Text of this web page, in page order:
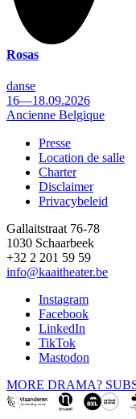
Rosas
danse
16—18.09.2026
Ancienne Belgique
Footer
Presse
Location de salle
Charter
Disclaimer
Privacybeleid
Gallaitstraat 76-78
1030 Schaarbeek
+32 2 201 59 59
info@kaaitheater.be
Instagram
Facebook
LinkedIn
TikTok
Mastodon
MORE DRAMA?